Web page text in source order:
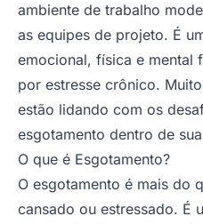
ambiente de trabalho
as equipes de projeto. É
emocional, física e mental
por estresse crônico.
estão lidando com os
esgotamento dentro de
O que é Esgotamento?
O esgotamento é mais do
cansado ou estressado. É